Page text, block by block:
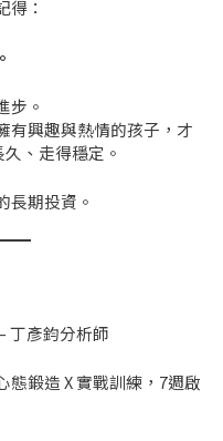
：
步。
有興趣與熱情的孩子，才
、走得穩定。
長期投資。
丁彥鈞分析師
態鍛造 X 實戰訓練，7週啟